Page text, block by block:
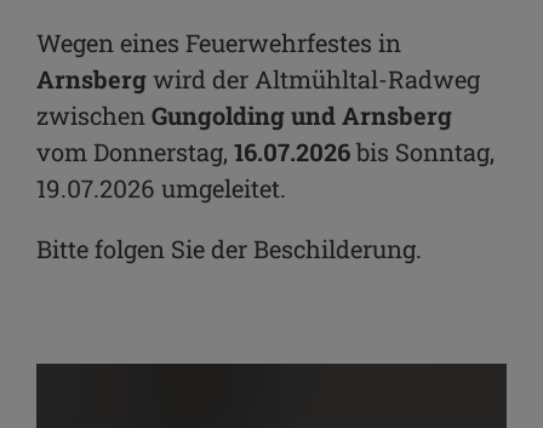
Wegen eines Feuerwehrfestes in
Arnsbergwird der Altmühltal-Radweg
zwischen Gungolding und Arnsberg
vom Donnerstag, 16.07.2026bis Sonntag,
19.07.2026 umgeleitet.
Bitte folgen Sie der Beschilderung.